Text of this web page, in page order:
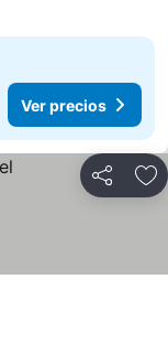
Ver precios
Compartir